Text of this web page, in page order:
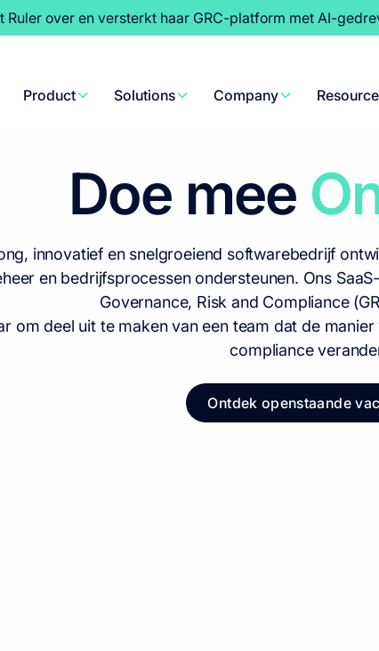
Ruler over en versterkt haar GRC-platform met AI-
Product Solutions Company
Doe mee
innovatief en snelgroeiend softwarebedrijf
en bedrijfsprocessen ondersteunen. Ons
Governance, Risk and Compliance
om deel uit te maken van een team dat de
compliance
Ontdek openstaande